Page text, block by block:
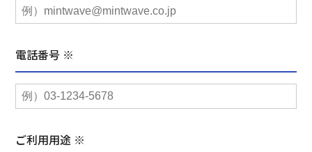
電話番号 ※
ご利用用途 ※